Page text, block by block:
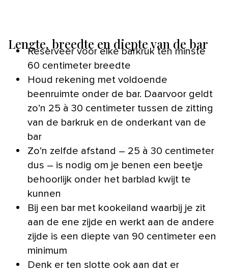
Lengte, breedte en diepte van de bar
Reserveer voor elke barkruk ten minste
60 centimeter breedte
Houd rekening met voldoende
beenruimte onder de bar. Daarvoor geldt
zo’n 25 à 30 centimeter tussen de zitting
van de barkruk en de onderkant van de
bar
Zo’n zelfde afstand – 25 à 30 centimeter
dus – is nodig om je benen een beetje
behoorlijk onder het barblad kwijt te
kunnen
Bij een bar met kookeiland waarbij je zit
aan de ene zijde en werkt aan de andere
zijde is een diepte van 90 centimeter een
minimum
Denk er ten slotte ook aan dat er